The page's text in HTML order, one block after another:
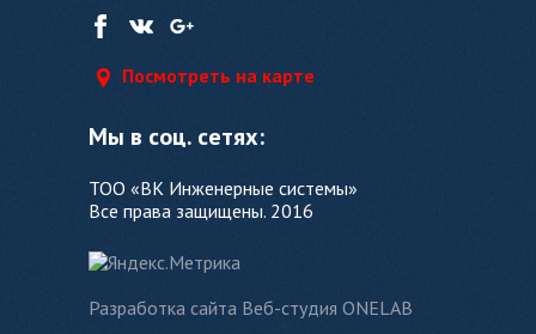
Посмотреть на карте
Мы в соц. сетях:
ТОО «ВК Инженерные системы»
Все права защищены. 2016
Разработка сайта Веб-студия ONELAB